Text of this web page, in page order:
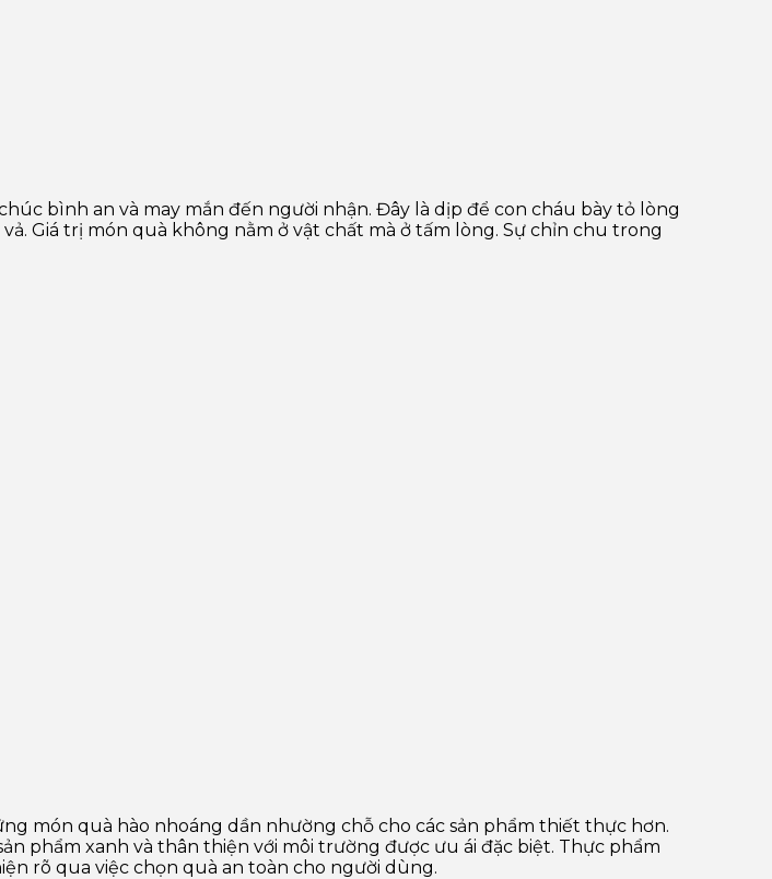
bình an và may mắn đến người nhận. Đây là dịp để con cháu bày tỏ lòng
Giá trị món quà không nằm ở vật chất mà ở tấm lòng. Sự chỉn chu trong
món quà hào nhoáng dần nhường chỗ cho các sản phẩm thiết thực hơn.
phẩm xanh và thân thiện với môi trường được ưu ái đặc biệt. Thực phẩm
rõ qua việc chọn quà an toàn cho người dùng.